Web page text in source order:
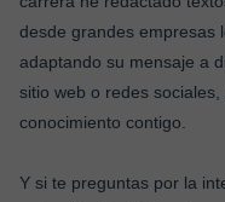
desde grandes empresas
adaptando su mensaje a
sitio web o redes
conocimiento contigo.
Y si te preguntas por la